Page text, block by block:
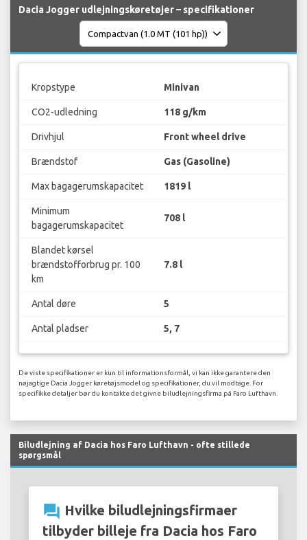
Dacia Jogger udlejningskøretøjer – specifikationer
Kropstype Minivan
CO2-udledning 118 g/km
Drivhjul Front wheel drive
Brændstof Gas (Gasoline)
Max bagagerumskapacitet 1819 l
Minimum
bagagerumskapacitet
708 l
Blandet kørsel
brændstofforbrug pr. 100
km
7.8 l
Antal døre 5
Antal pladser 5, 7
De viste specifikationer er kun til informationsformål, vi kan ikke garantere den
nøjagtige Dacia Jogger køretøjsmodel og specifikationer, du vil modtage. For
specifikke detaljer bør du kontakte det givne biludlejningsfirma på Faro Lufthavn.
Biludlejning af Dacia hos Faro Lufthavn - ofte stillede
spørgsmål
question_answer Hvilke biludlejningsfirmaer
tilbyder billeje fra Dacia hos Faro